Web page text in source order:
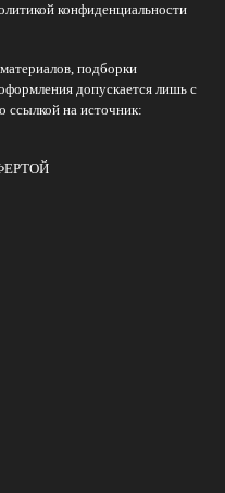
конфиденциальности
подборки
допускается лишь с
ссылкой на источник: